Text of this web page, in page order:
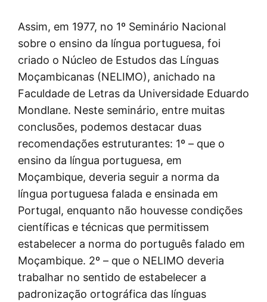
Assim, em 1977, no 1º Seminário Nacional
sobre o ensino da língua portuguesa, foi
criado o Núcleo de Estudos das Línguas
Moçambicanas (NELIMO), anichado na
Faculdade de Letras da Universidade Eduardo
Mondlane. Neste seminário, entre muitas
conclusões, podemos destacar duas
recomendações estruturantes: 1º – que o
ensino da língua portuguesa, em
Moçambique, deveria seguir a norma da
língua portuguesa falada e ensinada em
Portugal, enquanto não houvesse condições
científicas e técnicas que permitissem
estabelecer a norma do português falado em
Moçambique. 2º – que o NELIMO deveria
trabalhar no sentido de estabelecer a
padronização ortográfica das línguas